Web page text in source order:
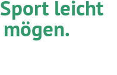
leicht